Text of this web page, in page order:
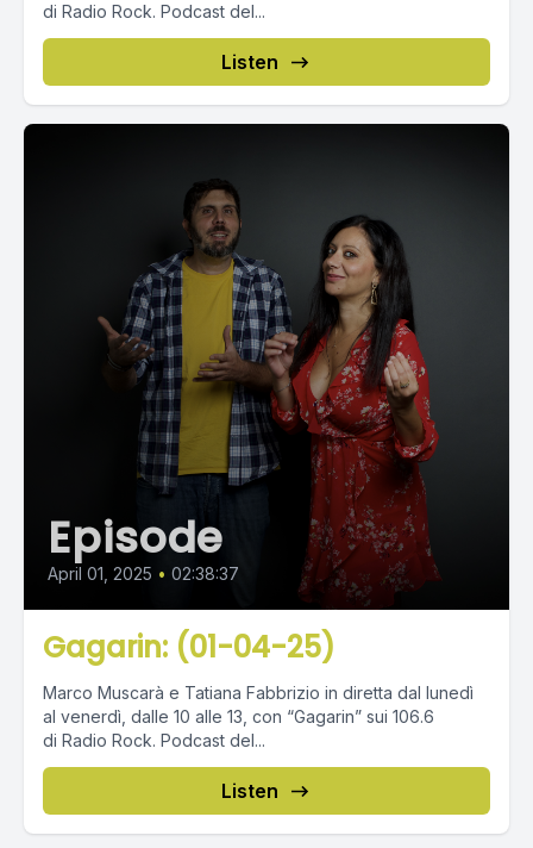
di Radio Rock. Podcast del...
Listen
Episode
April 01, 2025 • 02:38:37
Gagarin: (01-04-25)
Marco Muscarà e Tatiana Fabbrizio in diretta dal lunedì
al venerdì, dalle 10 alle 13, con “Gagarin” sui 106.6
di Radio Rock. Podcast del...
Listen